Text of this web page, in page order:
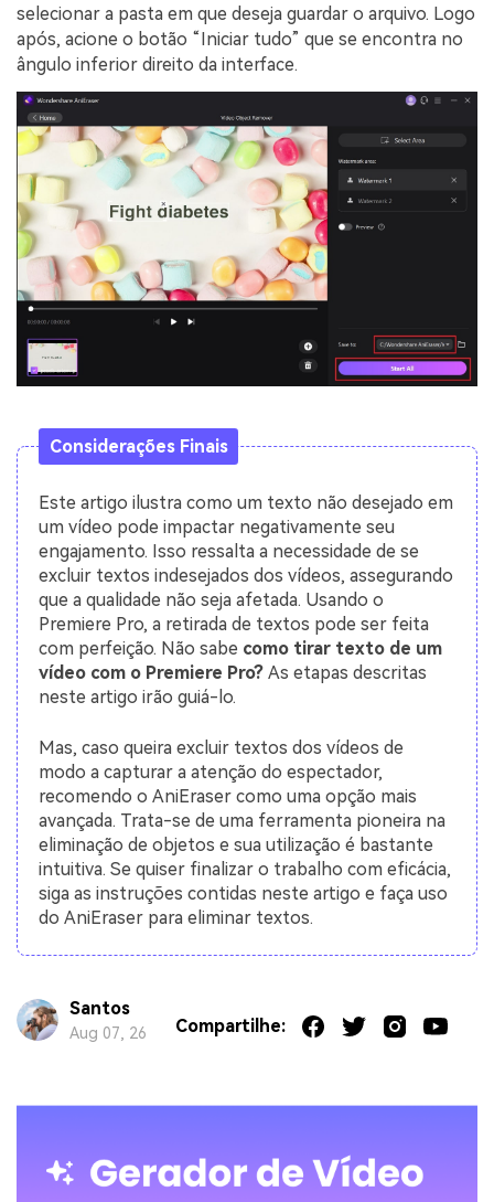
selecionar a pasta em que deseja guardar o arquivo. Logo
após, acione o botão “Iniciar tudo” que se encontra no
ângulo inferior direito da interface.
Considerações Finais
Este artigo ilustra como um texto não desejado em
um vídeo pode impactar negativamente seu
engajamento. Isso ressalta a necessidade de se
excluir textos indesejados dos vídeos, assegurando
que a qualidade não seja afetada. Usando o
Premiere Pro, a retirada de textos pode ser feita
com perfeição. Não sabe como tirar texto de um
vídeo com o Premiere Pro? As etapas descritas
neste artigo irão guiá-lo.
Mas, caso queira excluir textos dos vídeos de
modo a capturar a atenção do espectador,
recomendo o AniEraser como uma opção mais
avançada. Trata-se de uma ferramenta pioneira na
eliminação de objetos e sua utilização é bastante
intuitiva. Se quiser finalizar o trabalho com eficácia,
siga as instruções contidas neste artigo e faça uso
do AniEraser para eliminar textos.
Santos
Aug 07, 26 Compartilhe: